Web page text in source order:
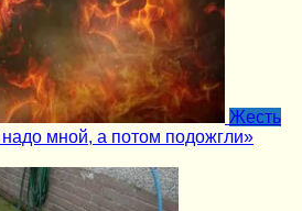
Жесть
мной, а потом подожгли»